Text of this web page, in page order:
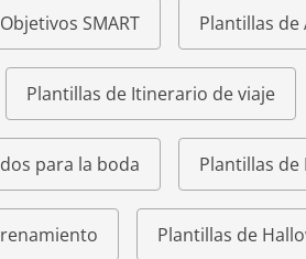
SMART Plantillas
Plantillas de Itinerario de viaje
para la boda Plantillas de
Plantillas de